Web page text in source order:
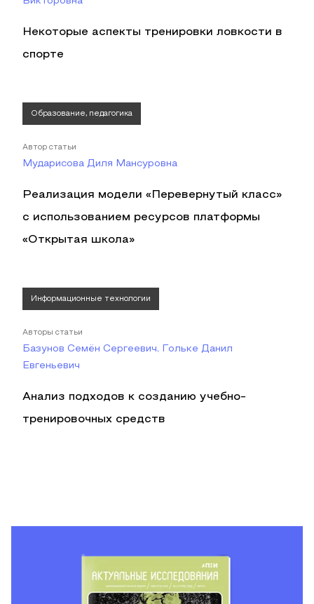
Некоторые аспекты тренировки ловкости в
спорте
Образование, педагогика
Автор статьи
Мударисова Диля Мансуровна
Реализация модели «Перевернутый класс»
с использованием ресурсов платформы
«Открытая школа»
Информационные технологии
Авторы статьи
Базунов Семён Сергеевич, Гольке Данил
Евгеньевич
Анализ подходов к созданию учебно-
тренировочных средств